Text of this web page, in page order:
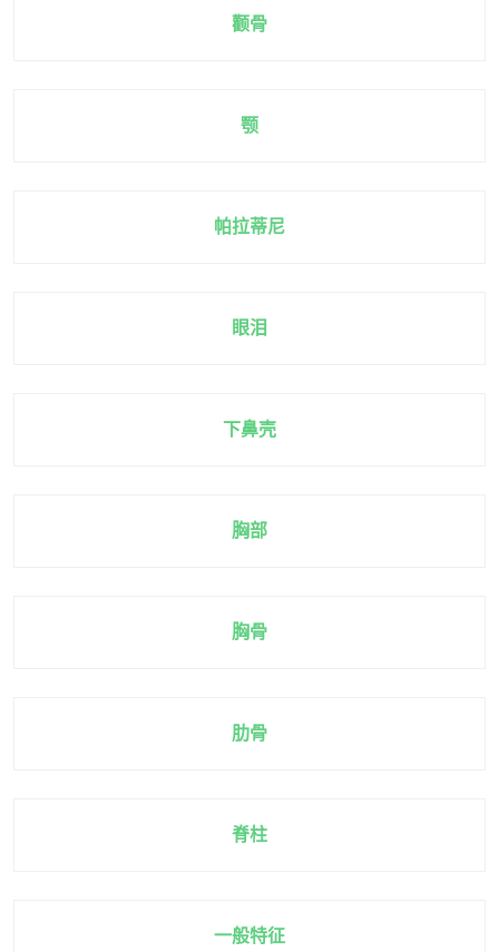
颧骨
颚
帕拉蒂尼
眼泪
下鼻壳
胸部
胸骨
肋骨
脊柱
一般特征